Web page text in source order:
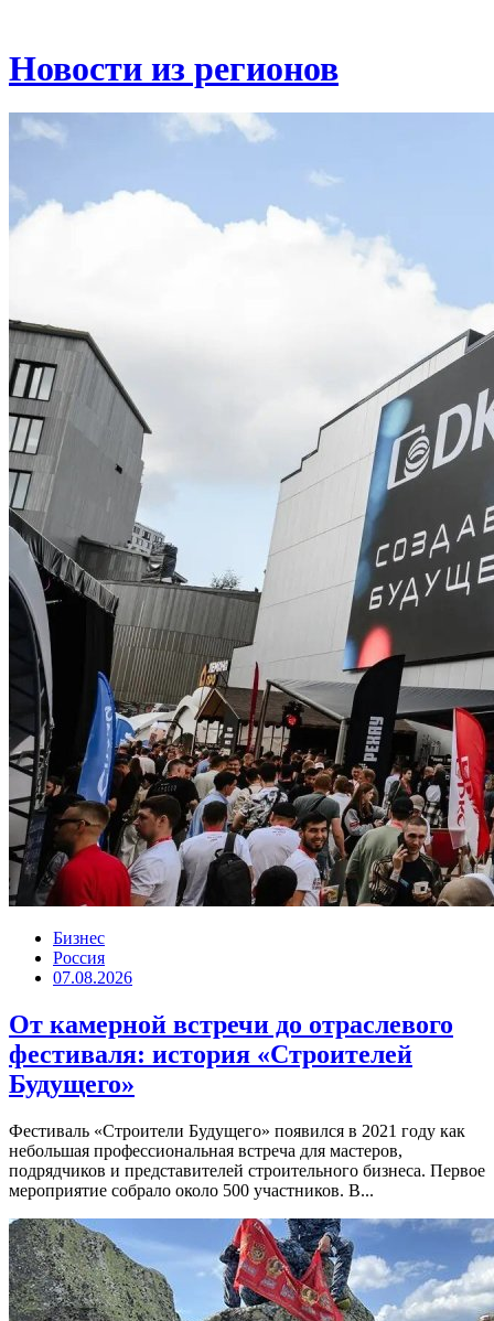
Новости из регионов
Бизнес
Россия
07.08.2026
От камерной встречи до отраслевого
фестиваля: история «Строителей
Будущего»
Фестиваль «Строители Будущего» появился в 2021 году как
небольшая профессиональная встреча для мастеров,
подрядчиков и представителей строительного бизнеса. Первое
мероприятие собрало около 500 участников. В...